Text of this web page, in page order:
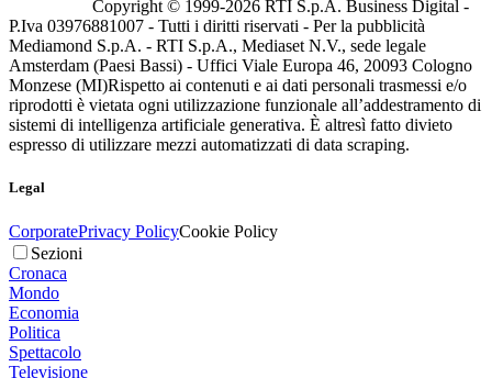
Copyright © 1999-2026 RTI S.p.A. Business Digital -
P.Iva 03976881007 - Tutti i diritti riservati - Per la pubblicità
Mediamond S.p.A. - RTI S.p.A., Mediaset N.V., sede legale
Amsterdam (Paesi Bassi) - Uffici Viale Europa 46, 20093 Cologno
Monzese (MI)Rispetto ai contenuti e ai dati personali trasmessi e/o
riprodotti è vietata ogni utilizzazione funzionale all’addestramento di
sistemi di intelligenza artificiale generativa. È altresì fatto divieto
espresso di utilizzare mezzi automatizzati di data scraping.
Legal
CorporatePrivacy PolicyCookie Policy
Sezioni
Cronaca
Mondo
Economia
Politica
Spettacolo
Televisione